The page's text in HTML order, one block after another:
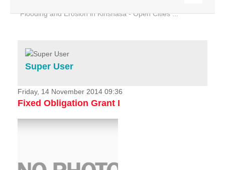
Flooding and Erosion in Kinshasa - Open Cities ...
Home
Services
Projects
News & Stories
Super User
Friday, 14 November 2014 09:36
Fixed Obligation Grant I